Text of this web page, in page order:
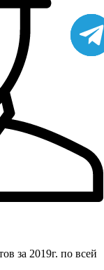
за 2019г. по всей